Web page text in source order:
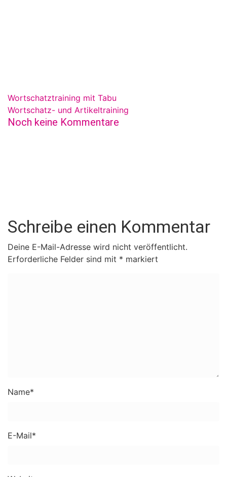
Wortschatztraining mit Tabu
Wortschatz- und Artikeltraining
Noch keine Kommentare
Schreibe einen Kommentar
Deine E-Mail-Adresse wird nicht veröffentlicht.
Erforderliche Felder sind mit * markiert
Name*
E-Mail*